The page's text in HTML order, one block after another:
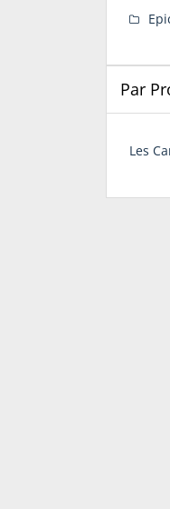
Par
Les